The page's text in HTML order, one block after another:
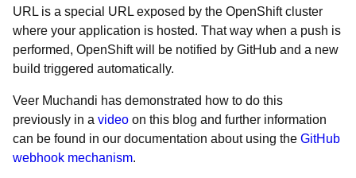
URL is a special URL exposed by the OpenShift cluster
where your application is hosted. That way when a push is
performed, OpenShift will be notified by GitHub and a new
build triggered automatically.
Veer Muchandi has demonstrated how to do this
previously in a video on this blog and further information
can be found in our documentation about using the GitHub
webhook mechanism.